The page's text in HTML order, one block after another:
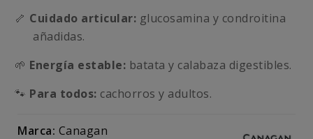
🦴 Cuidado articular: glucosamina y condroitina
añadidas.
🌱 Energía estable: batata y calabaza digestibles.
🐾 Para todos: cachorros y adultos.
Marca: Canagan